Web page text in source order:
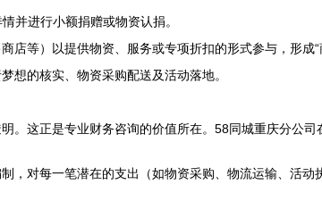
并进行小额捐赠或物资认捐。
店等）以提供物资、服务或专项折扣的形式参与，形成“
想的核实、物资采购配送及活动落地。
这正是专业财务咨询的价值所在。58同城重庆分公司
，对每一笔潜在的支出（如物资采购、物流运输、活